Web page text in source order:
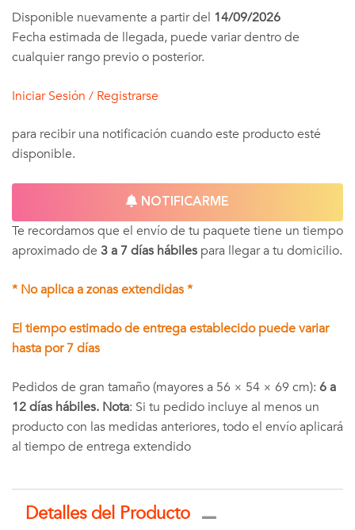
Disponible nuevamente a partir del 14/09/2026
Fecha estimada de llegada, puede variar dentro de
cualquier rango previo o posterior.
Iniciar Sesión / Registrarse
para recibir una notificación cuando este producto esté
disponible.
NOTIFICARME
Te recordamos que el envío de tu paquete tiene un tiempo
aproximado de 3 a 7 días hábiles para llegar a tu domicilio.
* No aplica a zonas extendidas *
El tiempo estimado de entrega establecido puede variar
hasta por 7 días
Pedidos de gran tamaño (mayores a 56 × 54 × 69 cm): 6 a
12 días hábiles. Nota: Si tu pedido incluye al menos un
producto con las medidas anteriores, todo el envío aplicará
al tiempo de entrega extendido
Detalles del Producto